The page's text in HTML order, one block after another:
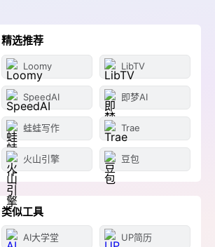
精选推荐
Loomy LibTV
SpeedAI 即梦AI
蛙蛙写作 Trae
火山引擎 豆包
类似工具
AI大学堂 UP简历